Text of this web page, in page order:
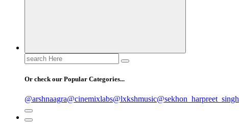
Search
for:
Or check our Popular Categories...
@arshnaagra@cinemixlabs@lxkshmusic@sekhon_harpreet_singh